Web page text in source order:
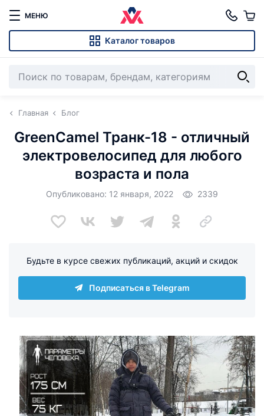
МЕНЮ
Каталог товаров
Главная Блог
GreenCamel Транк-18 - отличный
электровелосипед для любого
возраста и пола
Опубликовано: 12 января, 2022 2339
Будьте в курсе свежих публикаций, акций и скидок
Подписаться в Telegram